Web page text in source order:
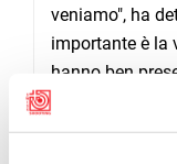
veniamo", ha
importante è la
hanno ben
festeggiamenti